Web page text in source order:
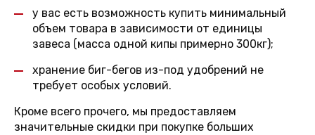
у вас есть возможность купить минимальный
объем товара в зависимости от единицы
завеса (масса одной кипы примерно 300кг);
хранение биг-бегов из-под удобрений не
требует особых условий.
Кроме всего прочего, мы предоставляем
значительные скидки при покупке больших